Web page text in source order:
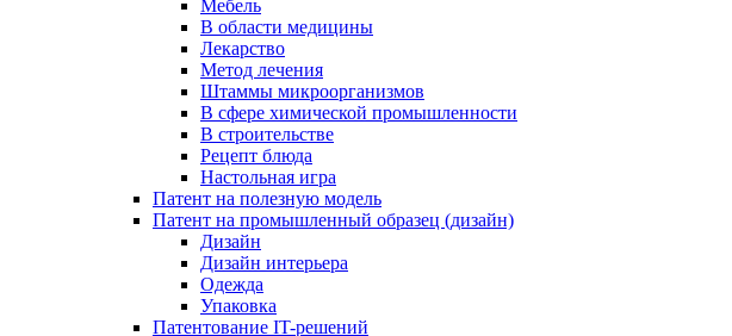
Мебель
В области медицины
Лекарство
Метод лечения
Штаммы микроорганизмов
В сфере химической промышленности
В строительстве
Рецепт блюда
Настольная игра
Патент на полезную модель
Патент на промышленный образец (дизайн)
Дизайн
Дизайн интерьера
Одежда
Упаковка
Патентование IT-решений